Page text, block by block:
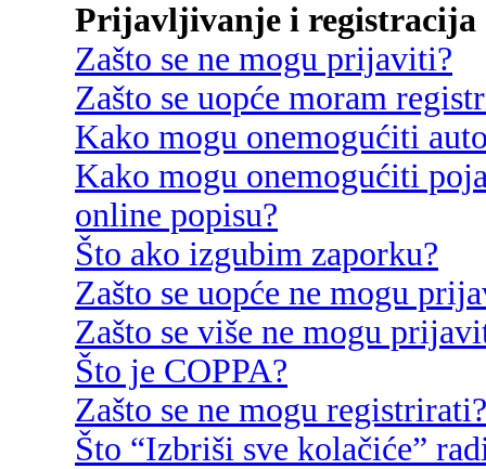
Prijavljivanje i registracija
Zašto se ne mogu prijaviti?
Zašto se uopće moram
Kako mogu onemogućiti
Kako mogu onemogućiti
online popisu?
Što ako izgubim zaporku?
Zašto se uopće ne mogu
Zašto se više ne mogu
Što je COPPA?
Zašto se ne mogu registrirati?
Što “Izbriši sve kolačiće”